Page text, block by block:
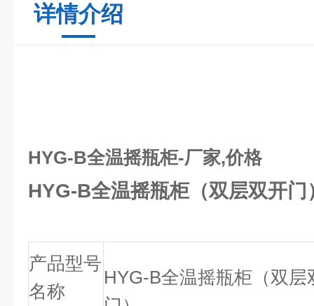
详情介绍
HYG-B全温摇瓶柜-厂家,价格
HYG-B全温摇瓶柜（双层双开
产品型号
名称
HYG-B全温摇瓶柜（双层